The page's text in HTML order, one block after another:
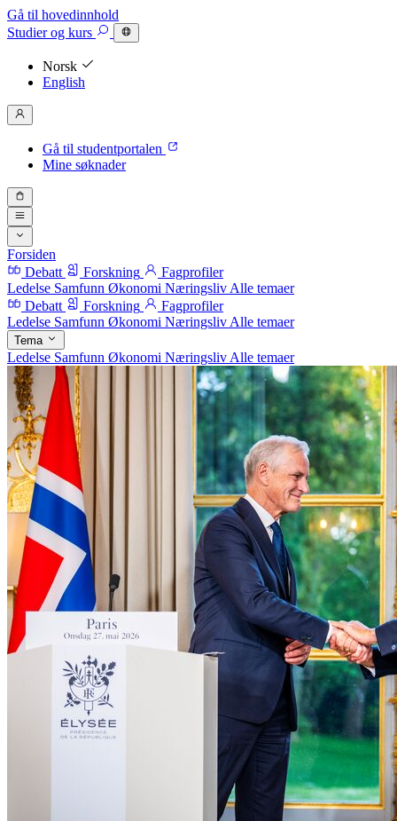
Gå til hovedinnhold
Studierog kurs
Norsk
English
Gå til studentportalen
Mine søknader
Forsiden
Debatt
Forskning
Fagprofiler
Ledelse Samfunn Økonomi Næringsliv Alle temaer
Debatt
Forskning
Fagprofiler
Ledelse Samfunn Økonomi Næringsliv Alle temaer
Tema
Ledelse Samfunn Økonomi Næringsliv Alle temaer